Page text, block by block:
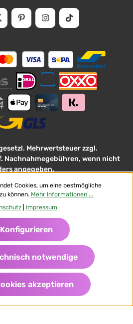
zur Kenntnis genommen
mit ihnen einverstanden.
Mehrwertsteuer zzgl.
Nachnahmegebühren, wenn nicht
angegeben.
Deluxe - with
DatenschutzWiderrufsrecht
FlowersDeluxe
AT
Cookies, um eine bestmögliche
können. Mehr Informationen ...
Impressum
notwendige
Konfigurieren
akzeptieren